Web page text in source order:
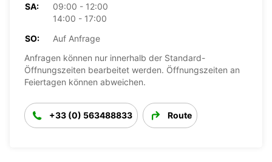
SA:
09:00 - 12:00
14:00 - 17:00
SO:
Auf Anfrage
Anfragen können nur innerhalb der Standard-
Öffnungszeiten bearbeitet werden. Öffnungszeiten an
Feiertagen können abweichen.
+33 (0) 563488833 Route